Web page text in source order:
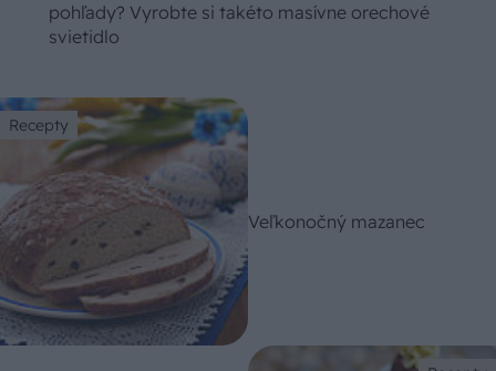
pohľady? Vyrobte si takéto masívne orechové
svietidlo
Recepty
Veľkonočný mazanec